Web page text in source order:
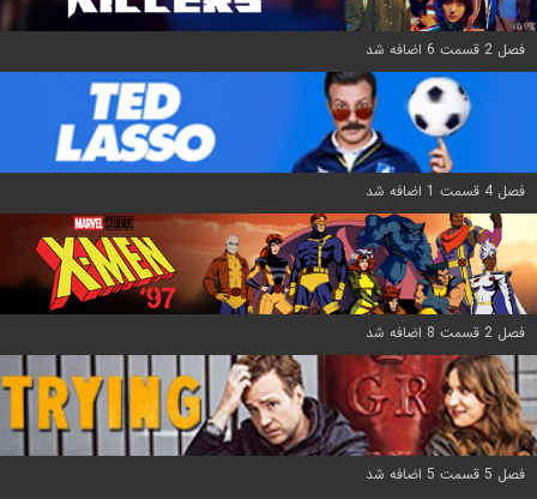
فصل 2 قسمت 6 اضافه شد
فصل 4 قسمت 1 اضافه شد
فصل 2 قسمت 8 اضافه شد
فصل 5 قسمت 5 اضافه شد